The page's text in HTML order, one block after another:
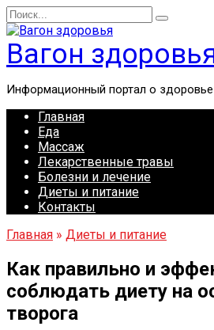
Перейти
к
содержанию
Search
for:
Вагон
Информационный портал о здоровье
Главная
Еда
Массаж
Лекарственные травы
Болезни и лечение
Диеты и питание
Контакты
Главная » Диеты и питание
Как правильно и
соблюдать диету на
творога